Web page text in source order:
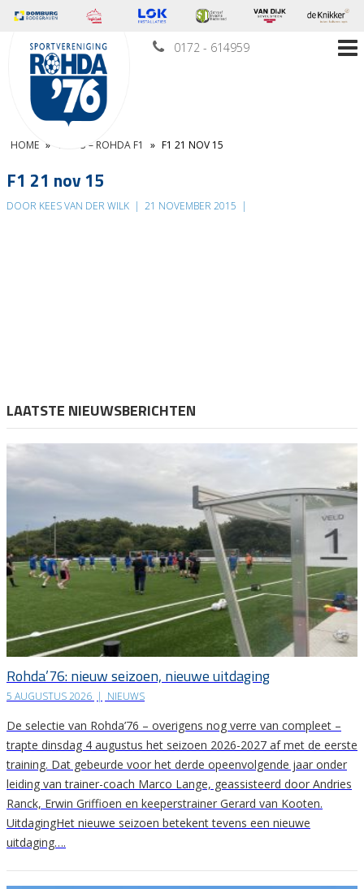
0172 - 614959
HOME » VEP F3 – ROHDA F1 » F1 21 NOV 15
F1 21 nov 15
DOOR KEES VAN DER WILK | 21 NOVEMBER 2015 |
LAATSTE NIEUWSBERICHTEN
Rohda’76: nieuw seizoen, nieuwe uitdaging
5 AUGUSTUS 2026 | NIEUWS
De selectie van Rohda’76 – overigens nog verre van compleet –
trapte dinsdag 4 augustus het seizoen 2026-2027 af met de eerste
training. Dat gebeurde voor het derde opeenvolgende jaar onder
leiding van trainer-coach Marco Lange, geassisteerd door Andries
Ranck, Erwin Griffioen en keeperstrainer Gerard van Kooten.
UitdagingHet nieuwe seizoen betekent tevens een nieuwe
uitdaging….